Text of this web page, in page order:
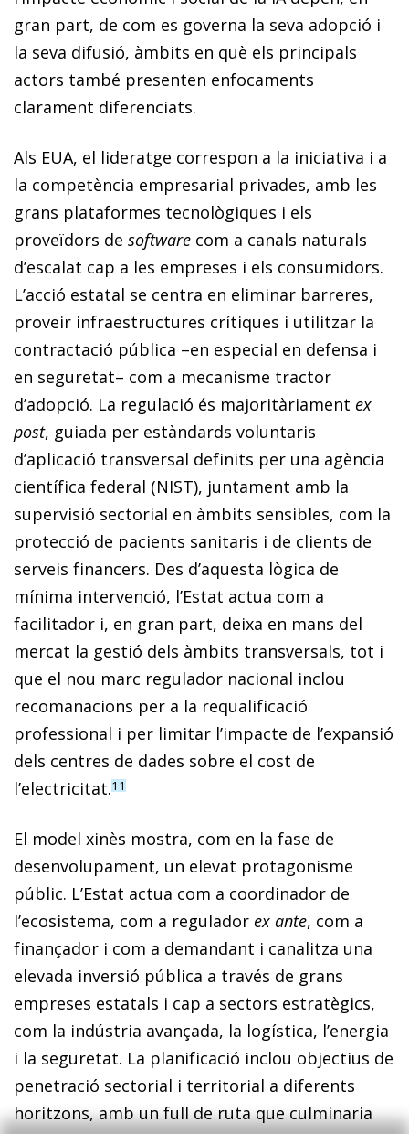
gran part, de com es governa la seva adopció i
la seva difusió, àmbits en què els principals
actors també presenten enfocaments
clarament diferenciats.
Als EUA, el lideratge correspon a la iniciativa i a
la competència empresarial privades, amb les
grans plataformes tecnològiques i els
proveïdors de software com a canals naturals
d’escalat cap a les empreses i els consumidors.
L’acció estatal se centra en eliminar barreres,
proveir infraestructures crítiques i utilitzar la
contractació pública –en especial en defensa i
en seguretat– com a mecanisme tractor
d’adopció. La regulació és majoritàriament ex
post, guiada per estàndards voluntaris
d’aplicació transversal definits per una agència
científica federal (NIST), juntament amb la
supervisió sectorial en àmbits sensibles, com la
protecció de pacients sanitaris i de clients de
serveis financers. Des d’aquesta lògica de
mínima intervenció, l’Estat actua com a
facilitador i, en gran part, deixa en mans del
mercat la gestió dels àmbits transversals, tot i
que el nou marc regulador nacional inclou
recomanacions per a la requalificació
professional i per limitar l’impacte de l’expansió
dels centres de dades sobre el cost de
l’electricitat.11
El model xinès mostra, com en la fase de
desenvolupament, un elevat protagonisme
públic. L’Estat actua com a coordinador de
l’ecosistema, com a regulador ex ante, com a
finançador i com a demandant i canalitza una
elevada inversió pública a través de grans
empreses estatals i cap a sectors estratègics,
com la indústria avançada, la logística, l’energia
i la seguretat. La planificació inclou objectius de
penetració sectorial i territorial a diferents
horitzons, amb un full de ruta que culminaria